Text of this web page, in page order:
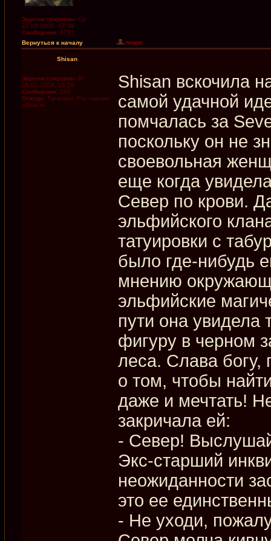
Зарегистрирован: Ср
20.09.2006, 07:38
Сообщения: 6781
Вернуться к началу
Shisan
Зарегистрирован: Вт
05.02.2008, 15:26
Сообщения: 246
Откуда: Таганрог, Ростовская
область
Shisan вскочила
самой удачной
помчалась за
поскольку он не
своевольная
еще когда
Север по крови.
эльфийского
татуировки с
было где-нибудь
мнению
эльфийские
пути она увидела
фигуру в черном
леса. Слава богу,
о том, чтобы
даже и мечтать!
закричала ей:
- Север!
Экс-старший
неожиданности
это ее
- Не уходи,